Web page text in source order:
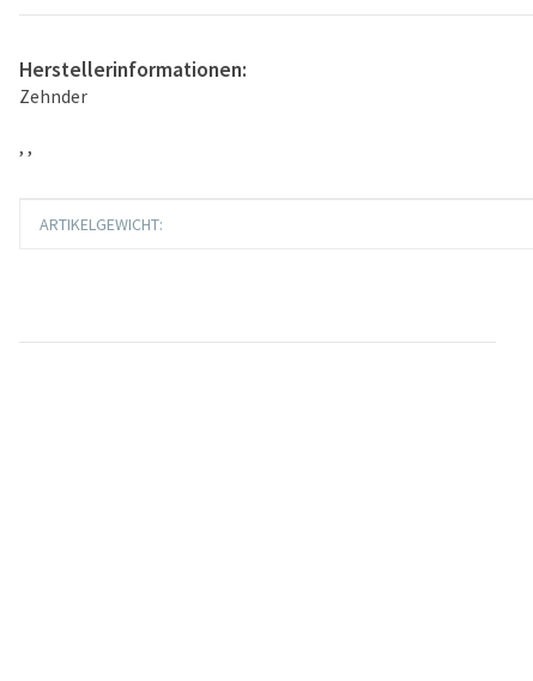
Herstellerinformationen:
Zehnder
, ,
Produkteigenschaft
Wert
ARTIKELGEWICHT: